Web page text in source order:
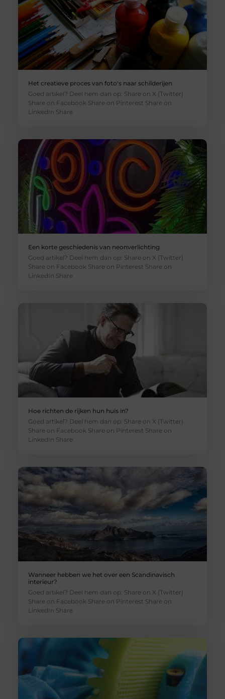
Het creatieve proces van foto's naar schilderijen
Goed artikel? Deel hem dan op: Share on X (Twitter)
Share on Facebook Share on Pinterest Share on
LinkedIn Share
Een korte geschiedenis van neonverlichting
Goed artikel? Deel hem dan op: Share on X (Twitter)
Share on Facebook Share on Pinterest Share on
LinkedIn Share
Hoe richten de rijken hun huis in?
Goed artikel? Deel hem dan op: Share on X (Twitter)
Share on Facebook Share on Pinterest Share on
LinkedIn Share
Wanneer hebben we het over een Scandinavisch
interieur?
Goed artikel? Deel hem dan op: Share on X (Twitter)
Share on Facebook Share on Pinterest Share on
LinkedIn Share